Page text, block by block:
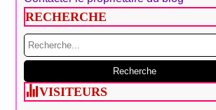
RECHERCHE
VISITEURS